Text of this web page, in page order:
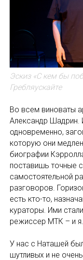
Эскиз «С кем бы
Гребляускайте
Во всем виноваты
Александр Шадрин.
одновременно,
которую они
биографии
поставишь точные
самостоятельной
разговоров.
есть кто-то,
кураторы. Ими
режиссер МТК – и я.
У нас с Наташей
шутливых и не